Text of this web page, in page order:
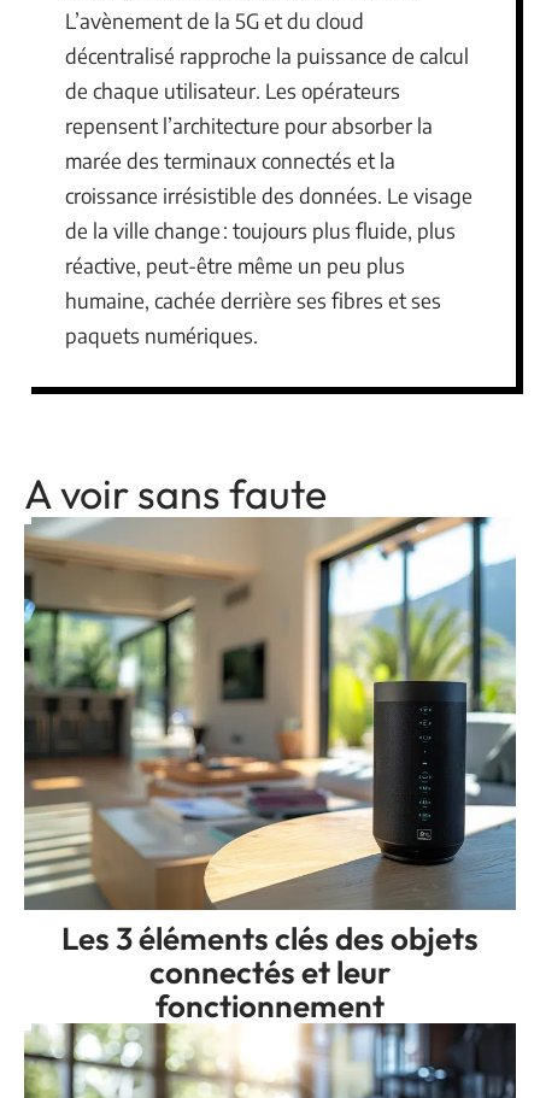
L’avènement de la 5G et du cloud
décentralisé rapproche la puissance de calcul
de chaque utilisateur. Les opérateurs
repensent l’architecture pour absorber la
marée des terminaux connectés et la
croissance irrésistible des données. Le visage
de la ville change : toujours plus fluide, plus
réactive, peut-être même un peu plus
humaine, cachée derrière ses fibres et ses
paquets numériques.
A voir sans faute
Les 3 éléments clés des objets
connectés et leur
fonctionnement